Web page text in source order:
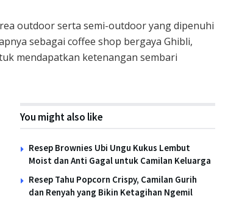
outdoor serta semi-outdoor yang dipenuhi
sebagai coffee shop bergaya Ghibli,
mendapatkan ketenangan sembari
You might also like
Resep Brownies Ubi Ungu Kukus Lembut
Moist dan Anti Gagal untuk Camilan Keluarga
Resep Tahu Popcorn Crispy, Camilan Gurih
dan Renyah yang Bikin Ketagihan Ngemil